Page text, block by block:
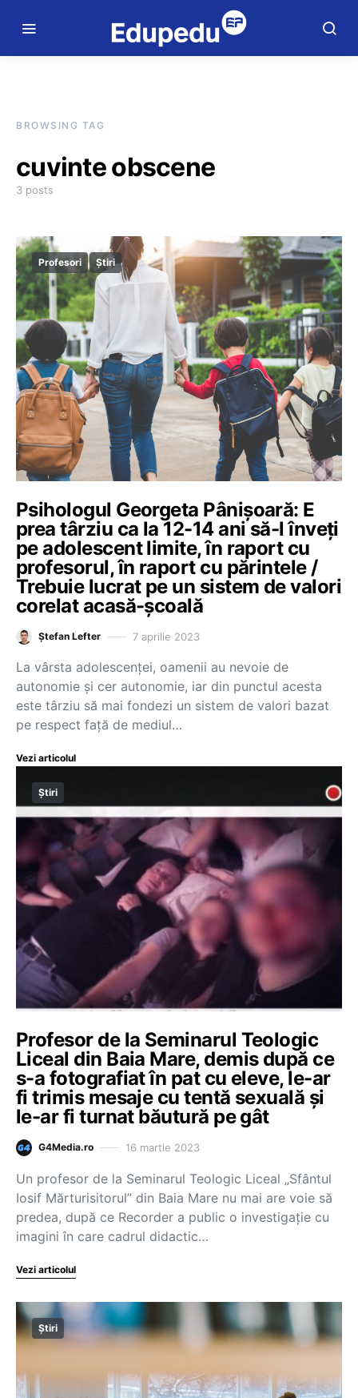
BROWSING TAG
cuvinte obscene
3 posts
Profesori Știri
Psihologul Georgeta Pânișoară: E
prea târziu ca la 12-14 ani să-l înveți
pe adolescent limite, în raport cu
profesorul, în raport cu părintele /
Trebuie lucrat pe un sistem de valori
corelat acasă-școală
Ștefan Lefter 7 aprilie 2023
La vârsta adolescenței, oamenii au nevoie de
autonomie și cer autonomie, iar din punctul acesta
este târziu să mai fondezi un sistem de valori bazat
pe respect față de mediul…
Vezi articolul
Știri
Profesor de la Seminarul Teologic
Liceal din Baia Mare, demis după ce
s-a fotografiat în pat cu eleve, le-ar
fi trimis mesaje cu tentă sexuală şi
le-ar fi turnat băutură pe gât
G4Media.ro 16 martie 2023
Un profesor de la Seminarul Teologic Liceal „Sfântul
Iosif Mărturisitorul” din Baia Mare nu mai are voie să
predea, după ce Recorder a public o investigație cu
imagini în care cadrul didactic…
Vezi articolul
Știri